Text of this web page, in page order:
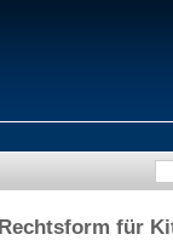
für